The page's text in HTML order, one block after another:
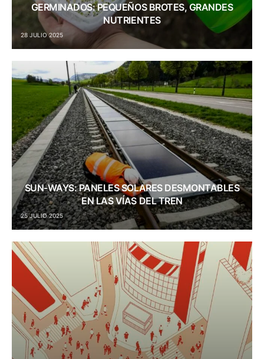
GERMINADOS: PEQUEÑOS BROTES, GRANDES
NUTRIENTES
28 JULIO 2025
SUN-WAYS: PANELES SOLARES DESMONTABLES
EN LAS VÍAS DEL TREN
25 JULIO 2025